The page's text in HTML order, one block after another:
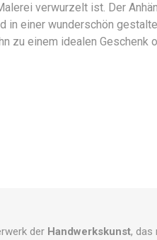
verwurzelt ist. Der
in einer wunderschön
zu einem idealen Geschenk
der Handwerkskunst, das